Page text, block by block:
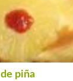
piña